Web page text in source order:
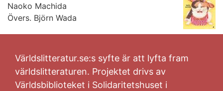
Naoko Machida
Övers. Björn Wada
Världslitteratur.se:s syfte är att lyfta fram
världslitteraturen. Projektet drivs av
Världsbiblioteket i Solidaritetshuset i